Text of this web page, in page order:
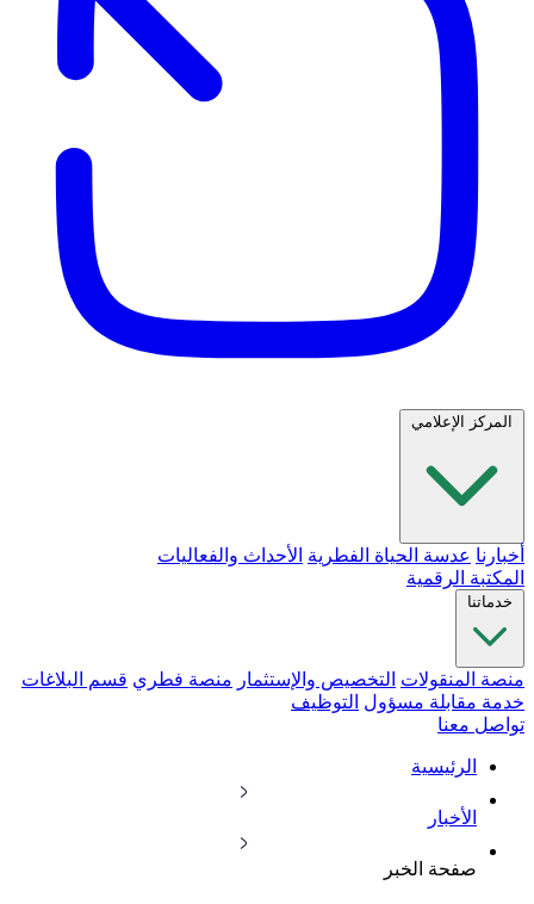
المركز الإعلامي
أخبارنا عدسة الحياة الفطرية الأحداث والفعاليات
المكتبة الرقمية
خدماتنا
منصة المنقولات التخصيص والإستثمار منصة فطري قسم البلاغات
خدمة مقابلة مسؤول التوظيف
تواصل معنا
الرئيسية
الأخبار
صفحة الخبر